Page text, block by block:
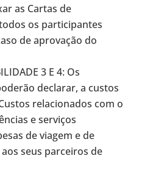
as Cartas de
os participantes
de aprovação do
3 E 4: Os
declarar, a custos
relacionados com o
e serviços
de viagem e de
seus parceiros de